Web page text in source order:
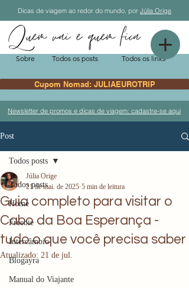
Sobre Todos os posts Todos os links
Cupom Nomad: JULIAEUROTRIP
Dicas de viagem ao redor do mundo, por Júlia Orige
Newsletter de promos e dicas de viagem: cadastre-se aqui
Post
Todos posts
Home
Freebie
Intercâmbio
Blogayra
Manual do Viajante
Todos posts
Guia completo para visitar o
Cabo da Boa Esperança -
tudo o que você precisa saber
Júlia Orige
21 de mai. de 2025 5 min de leitura
Atualizado: 21 de jul.